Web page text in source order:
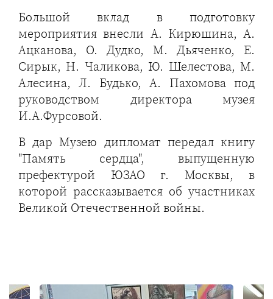
Большой вклад в подготовку
мероприятия внесли А. Кирюшина, А.
Ацканова, О. Дудко, М. Дьяченко, Е.
Сирык, Н. Чаликова, Ю. Шелестова, М.
Алесина, Л. Будько, А. Пахомова под
руководством директора музея
И.А.Фурсовой.
В дар Музею дипломат передал книгу
"Память сердца", выпущенную
префектурой ЮЗАО г. Москвы, в
которой рассказывается об участниках
Великой Отечественной войны.